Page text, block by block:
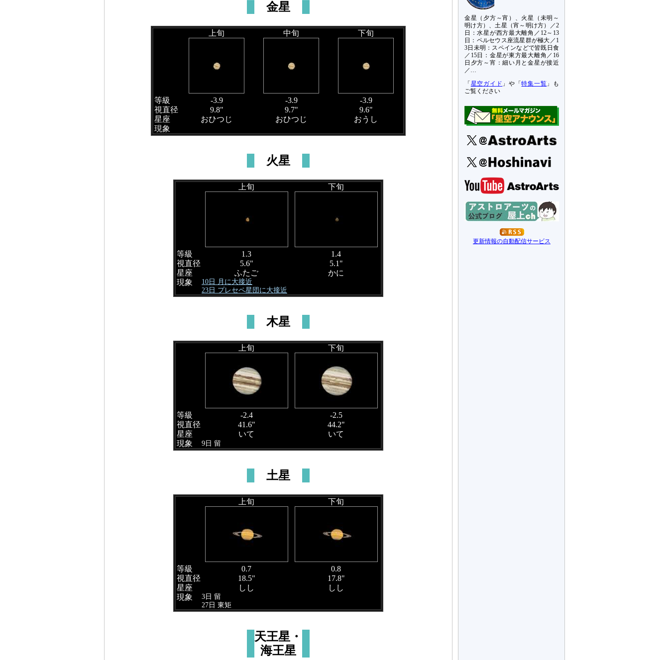
金星
上旬 中旬 下旬
等級 -3.9 -3.9
-3.9
視直径
9.8" 9.7"
9.6"
星座
おひつじ おひつじ
おうし
現象
火星
上旬 下旬
等級 1.3
1.4
視直径
5.6"
5.1"
星座
ふたご
かに
現象
10日 月に大接近
23日 プレセペ星団に大接近
木星
上旬 下旬
等級 -2.4
-2.5
視直径
41.6"
44.2"
星座
いて
いて
現象
9日 留
土星
上旬 下旬
等級 0.7
0.8
視直径
18.5"
17.8"
星座
しし
しし
現象
3日 留
27日 東矩
天王星・
海王星
金星（夕方～宵）、火星（未明～
明け方）、土星（宵～明け方）／2
日：水星が西方最大離角／12～13
日：ペルセウス座流星群が極大／1
3日未明：スペインなどで皆既日食
／15日：金星が東方最大離角／16
日夕方～宵：細い月と金星が接近
／…
「 星空ガイド 」や「特集一覧 」も
ご覧ください
更新情報の自動配信サービス